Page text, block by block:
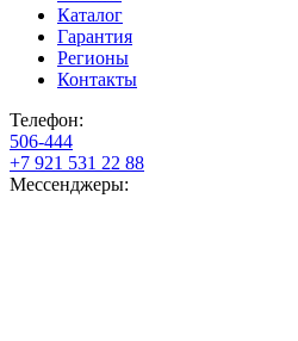
Каталог
Гарантия
Регионы
Контакты
Телефон:
506-444
+7 921 531 22 88
Мессенджеры: